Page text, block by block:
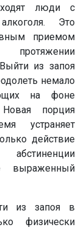
люди с
Это
приемом
протяжении
из запоя
немало
на фоне
Новая порция
устраняет
действие
выраженный
из запоя в
физически